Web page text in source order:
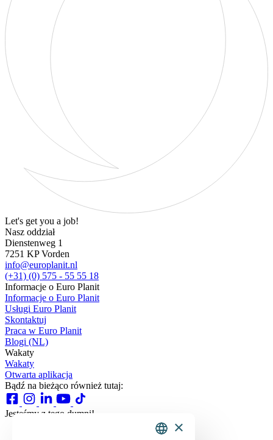
Let's get you a job!
Nasz oddział
Dienstenweg 1
7251 KP Vorden
info@europlanit.nl
(+31) (0) 575 - 55 55 18
Informacje o Euro Planit
Informacje o Euro Planit
Usługi Euro Planit
Skontaktuj
Praca w Euro Planit
Blogi (NL)
Wakaty
Wakaty
Otwarta aplikacja
Bądź na bieżąco również tutaj:
Jesteśmy z tego dumni!
×